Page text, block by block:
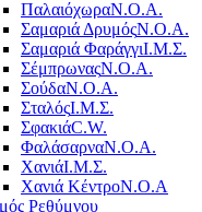
ΠαλαιόχωραΝ.Ο.Α.
Σαμαριά ΔρυμόςΝ.Ο.Α.
Σαμαριά ΦαράγγιΙ.Μ.Σ.
ΣέμπρωναςΝ.Ο.Α.
ΣούδαΝ.Ο.Α.
ΣταλόςΙ.Μ.Σ.
ΣφακιάC.W.
ΦαλάσαρναΝ.Ο.Α.
ΧανιάΙ.Μ.Σ.
Χανιά ΚέντροN.O.A
Ρεθύμνου